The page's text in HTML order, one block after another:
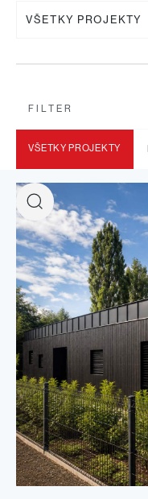
VŠETKY PROJEKTY
FILTER
VŠETKY PROJEKTY